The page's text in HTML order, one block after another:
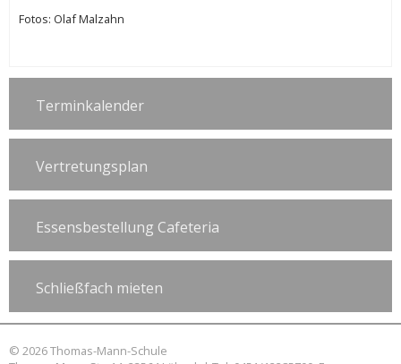
Fotos: Olaf Malzahn
Terminkalender
Vertretungsplan
Essensbestellung Cafeteria
Schließfach mieten
© 2026 Thomas-Mann-Schule